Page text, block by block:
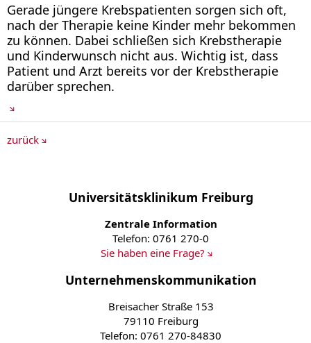
Gerade jüngere Krebspatienten sorgen sich oft,
nach der Therapie keine Kinder mehr bekommen
zu können. Dabei schließen sich Krebstherapie
und Kinderwunsch nicht aus. Wichtig ist, dass
Patient und Arzt bereits vor der Krebstherapie
darüber sprechen.
zurück
Universitätsklinikum Freiburg
Zentrale Information
Telefon: 0761 270-0
Sie haben eine Frage?
Unternehmenskommunikation
Breisacher Straße 153
79110 Freiburg
Telefon: 0761 270-84830